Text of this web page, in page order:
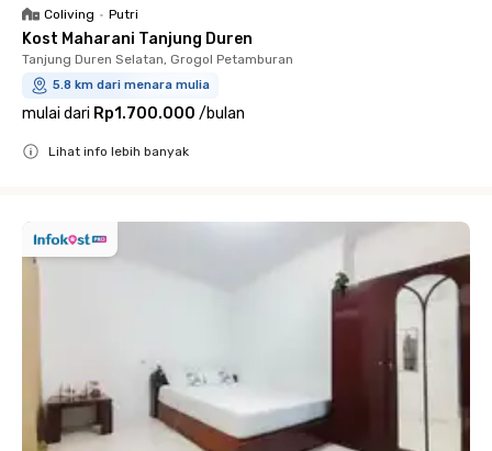
Coliving • Putri
Kost Maharani Tanjung Duren
Tanjung Duren Selatan, Grogol Petamburan
5.8 km dari menara mulia
mulai dari Rp1.700.000 /bulan
Lihat info lebih banyak